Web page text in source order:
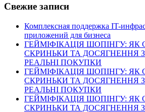
Свежие записи
Комплексная поддержка IT-
приложений для бизнеса
ГЕЙМІФІКАЦІЯ ШОПІНГУ: ЯК
СКРИНЬКИ ТА ДОСЯГНЕННЯ
РЕАЛЬНІ ПОКУПКИ
ГЕЙМІФІКАЦІЯ ШОПІНГУ: ЯК
СКРИНЬКИ ТА ДОСЯГНЕННЯ
РЕАЛЬНІ ПОКУПКИ
ГЕЙМІФІКАЦІЯ ШОПІНГУ: ЯК
СКРИНЬКИ ТА ДОСЯГНЕННЯ